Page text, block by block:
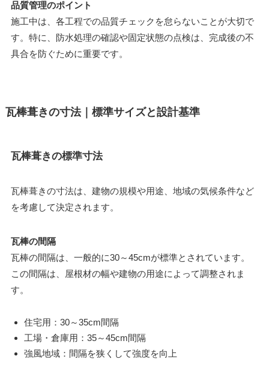
品質管理のポイント
施工中は、各工程での品質チェックを怠らないことが大切で
す。特に、防水処理の確認や固定状態の点検は、完成後の不
具合を防ぐために重要です。
瓦棒葺きの寸法｜標準サイズと設計基準
瓦棒葺きの標準寸法
瓦棒葺きの寸法は、建物の規模や用途、地域の気候条件など
を考慮して決定されます。
瓦棒の間隔
瓦棒の間隔は、一般的に30～45cmが標準とされています。
この間隔は、屋根材の幅や建物の用途によって調整されま
す。
住宅用：30～35cm間隔
工場・倉庫用：35～45cm間隔
強風地域：間隔を狭くして強度を向上